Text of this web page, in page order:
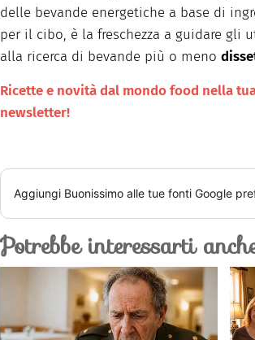
delle bevande energetiche a base di
per il cibo, è la freschezza a guidare gli
alla ricerca di bevande più o meno
Ricette e novità dal mondo food nella
newsletter!
Aggiungi Buonissimo alle tue fonti Google